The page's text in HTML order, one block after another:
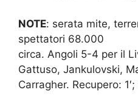
NOTE: serata mite,
spettatori 68.000
circa. Angoli 5-4 per il
Gattuso, Jankulovski,
Carragher. Recupero: 1′;